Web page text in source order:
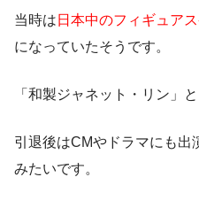
当時は 日本中のフィギュア
になっていたそうです。
「和製ジャネット・リン」
引退後はCMやドラマにも出
みたいです。